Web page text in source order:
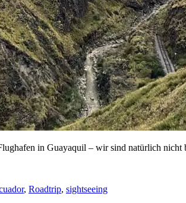
in Guayaquil – wir sind natürlich
, Roadtrip, sightseeing